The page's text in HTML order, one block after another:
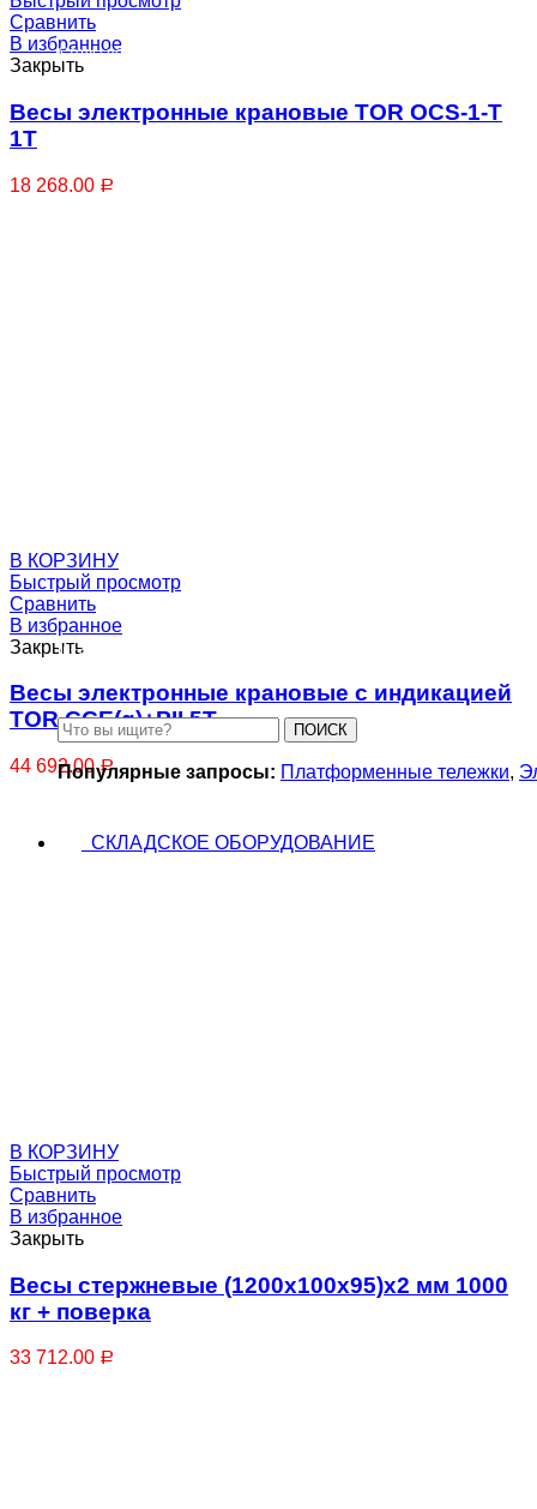
Столы подъемные
Штабелеры
ПОИСК
Популярные запросы: Платформенные тележки,
СКЛАДСКОЕ ОБОРУДОВАНИЕ
Сравнить
В избранное
Закрыть
Весы электронные крановые TOR OCS-1-T
1T
18 268.00 Р
В КОРЗИНУ
Быстрый просмотр
Сравнить
В избранное
Закрыть
Весы электронные крановые с индикацией
TOR CCE(g)+PII 5T
44 692.00Р
В КОРЗИНУ
Быстрый просмотр
Сравнить
В избранное
Закрыть
Весы стержневые (1200х100х95)х2 мм 1000
кг + поверка
33 712.00 Р